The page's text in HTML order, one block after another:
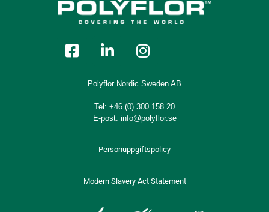
Polyflor Nordic Sweden AB
Tel: +46 (0) 300 158 20
E-post: info@polyflor.se
Personuppgiftspolicy
Modern Slavery Act Statement